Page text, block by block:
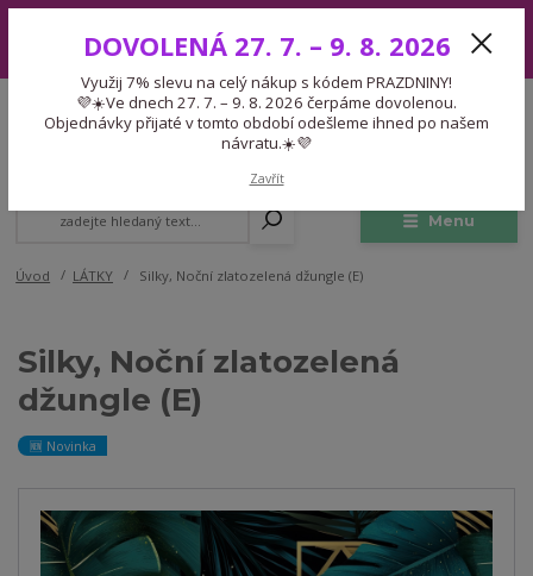
7. – 9. 8. 2026 čerpáme dovolenou. Objednávky přijaté v tomto období
odešleme ihned po našem návratu.☀️💜
Menu
CZK
Expedice 775 866 913
Po-Čt 9-15:30 Pá 9-14:30 Pauza 13-13:45
Úvod LÁTKY Silky, Noční zlatozelená džungle (E)
Silky, Noční zlatozelená
džungle (E)
🆕 Novinka
DOVOLENÁ 27. 7. – 9. 8. 2026
Využij 7% slevu na celý nákup s kódem PRAZDNINY!
💜☀️Ve dnech 27. 7. – 9. 8. 2026 čerpáme dovolenou.
Objednávky přijaté v tomto období odešleme ihned po našem
návratu.☀️💜
Zavřít